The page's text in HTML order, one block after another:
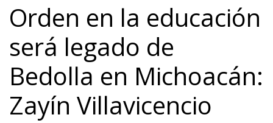
Orden en la educación
será legado de
Bedolla en Michoacán:
Zayín Villavicencio